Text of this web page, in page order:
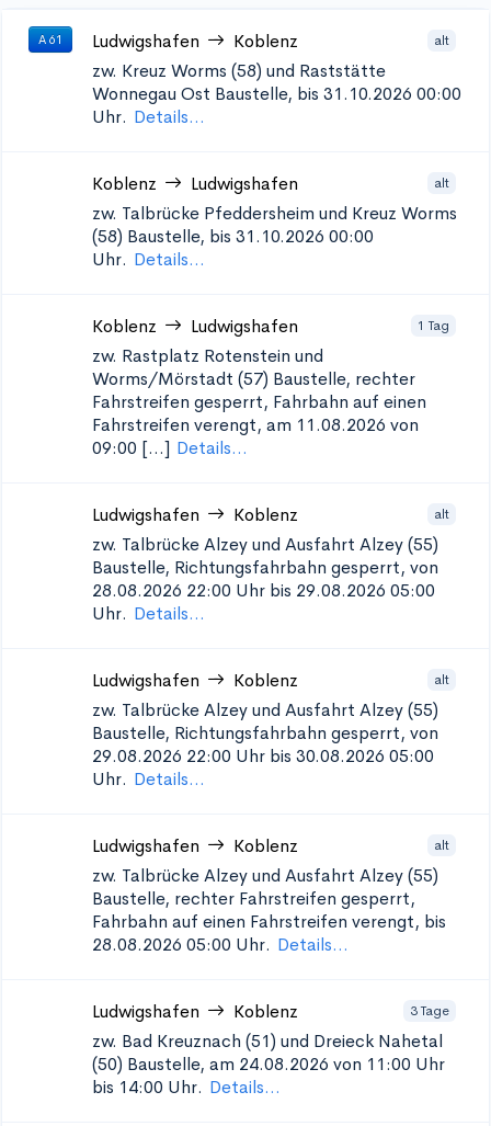
A 61 Ludwigshafen Koblenz alt
zw. Kreuz Worms (58) und Raststätte
Wonnegau Ost Baustelle, bis 31.10.2026 00:00
Uhr. Details...
Koblenz Ludwigshafen alt
zw. Talbrücke Pfeddersheim und Kreuz Worms
(58) Baustelle, bis 31.10.2026 00:00
Uhr. Details...
Koblenz Ludwigshafen 1 Tag
zw. Rastplatz Rotenstein und
Worms/Mörstadt (57) Baustelle, rechter
Fahrstreifen gesperrt, Fahrbahn auf einen
Fahrstreifen verengt, am 11.08.2026 von
09:00 [...] Details...
Ludwigshafen Koblenz alt
zw. Talbrücke Alzey und Ausfahrt Alzey (55)
Baustelle, Richtungsfahrbahn gesperrt, von
28.08.2026 22:00 Uhr bis 29.08.2026 05:00
Uhr. Details...
Ludwigshafen Koblenz alt
zw. Talbrücke Alzey und Ausfahrt Alzey (55)
Baustelle, Richtungsfahrbahn gesperrt, von
29.08.2026 22:00 Uhr bis 30.08.2026 05:00
Uhr. Details...
Ludwigshafen Koblenz alt
zw. Talbrücke Alzey und Ausfahrt Alzey (55)
Baustelle, rechter Fahrstreifen gesperrt,
Fahrbahn auf einen Fahrstreifen verengt, bis
28.08.2026 05:00 Uhr. Details...
Ludwigshafen Koblenz 3 Tage
zw. Bad Kreuznach (51) und Dreieck Nahetal
(50) Baustelle, am 24.08.2026 von 11:00 Uhr
bis 14:00 Uhr. Details...